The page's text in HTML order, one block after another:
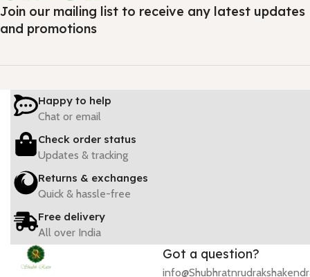
Join our mailing list to receive any latest updates
and promotions
Happy to help
Chat or email
Check order status
Updates & tracking
Returns & exchanges
Quick & hassle-free
Free delivery
All over India
Got a question?